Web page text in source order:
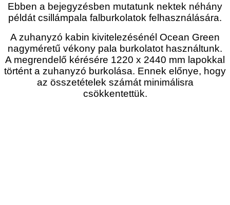
Ebben a bejegyzésben mutatunk nektek néhány
példát csillámpala falburkolatok felhasználására.
A zuhanyzó kabin kivitelezésénél Ocean Green
nagyméretű vékony pala burkolatot használtunk.
A megrendelő kérésére 1220 x 2440 mm lapokkal
történt a zuhanyzó burkolása. Ennek előnye, hogy
az összetételek számát minimálisra
csökkentettük.